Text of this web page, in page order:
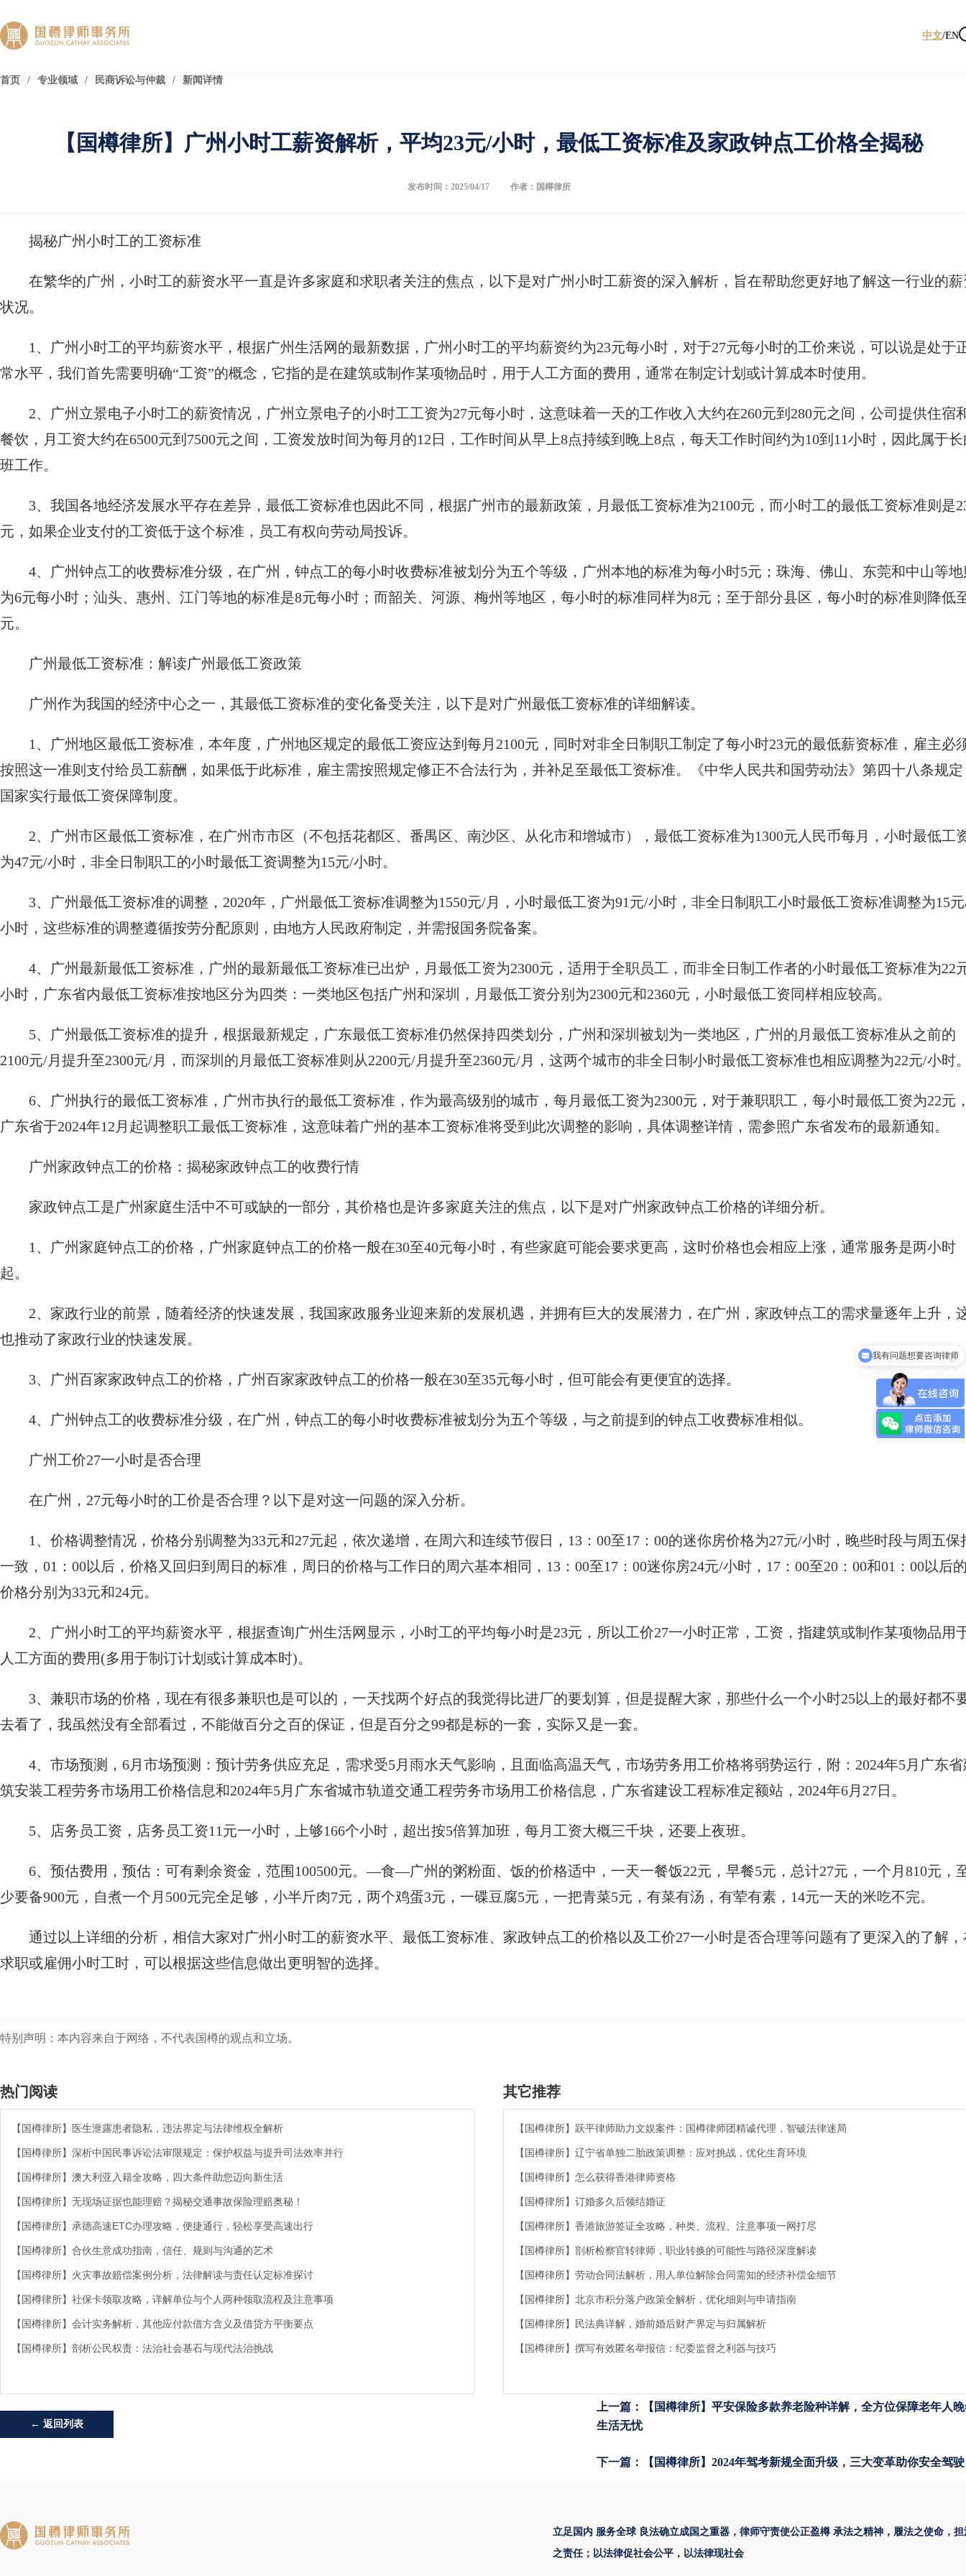
中文/EN
首页 / 专业领域 / 民商诉讼与仲裁 / 新闻详情
【国樽律所】广州小时工薪资解析，平均23元/小时，最低工资标准及家政钟点工价格全揭秘
发布时间：2025/04/17 作者：国樽律所
揭秘广州小时工的工资标准
在繁华的广州，小时工的薪资水平一直是许多家庭和求职者关注的焦点，以下是对广州小时工薪资的深入解析，旨在帮助您更好地了解这一行业的薪
状况。
1、广州小时工的平均薪资水平，根据广州生活网的最新数据，广州小时工的平均薪资约为23元每小时，对于27元每小时的工价来说，可以说是处于
常水平，我们首先需要明确“工资”的概念，它指的是在建筑或制作某项物品时，用于人工方面的费用，通常在制定计划或计算成本时使用。
2、广州立景电子小时工的薪资情况，广州立景电子的小时工工资为27元每小时，这意味着一天的工作收入大约在260元到280元之间，公司提供住宿
餐饮，月工资大约在6500元到7500元之间，工资发放时间为每月的12日，工作时间从早上8点持续到晚上8点，每天工作时间约为10到11小时，因此属于
班工作。
3、我国各地经济发展水平存在差异，最低工资标准也因此不同，根据广州市的最新政策，月最低工资标准为2100元，而小时工的最低工资标准则是
元，如果企业支付的工资低于这个标准，员工有权向劳动局投诉。
4、广州钟点工的收费标准分级，在广州，钟点工的每小时收费标准被划分为五个等级，广州本地的标准为每小时5元；珠海、佛山、东莞和中山等地
为6元每小时；汕头、惠州、江门等地的标准是8元每小时；而韶关、河源、梅州等地区，每小时的标准同样为8元；至于部分县区，每小时的标准则降低
元。
广州最低工资标准：解读广州最低工资政策
广州作为我国的经济中心之一，其最低工资标准的变化备受关注，以下是对广州最低工资标准的详细解读。
1、广州地区最低工资标准，本年度，广州地区规定的最低工资应达到每月2100元，同时对非全日制职工制定了每小时23元的最低薪资标准，雇主必
按照这一准则支付给员工薪酬，如果低于此标准，雇主需按照规定修正不合法行为，并补足至最低工资标准。《中华人民共和国劳动法》第四十八条规定
国家实行最低工资保障制度。
2、广州市区最低工资标准，在广州市市区（不包括花都区、番禺区、南沙区、从化市和增城市），最低工资标准为1300元人民币每月，小时最低工
为47元/小时，非全日制职工的小时最低工资调整为15元/小时。
3、广州最低工资标准的调整，2020年，广州最低工资标准调整为1550元/月，小时最低工资为91元/小时，非全日制职工小时最低工资标准调整为15
小时，这些标准的调整遵循按劳分配原则，由地方人民政府制定，并需报国务院备案。
4、广州最新最低工资标准，广州的最新最低工资标准已出炉，月最低工资为2300元，适用于全职员工，而非全日制工作者的小时最低工资标准为22
小时，广东省内最低工资标准按地区分为四类：一类地区包括广州和深圳，月最低工资分别为2300元和2360元，小时最低工资同样相应较高。
5、广州最低工资标准的提升，根据最新规定，广东最低工资标准仍然保持四类划分，广州和深圳被划为一类地区，广州的月最低工资标准从之前的
2100元/月提升至2300元/月，而深圳的月最低工资标准则从2200元/月提升至2360元/月，这两个城市的非全日制小时最低工资标准也相应调整为22元/小时
6、广州执行的最低工资标准，广州市执行的最低工资标准，作为最高级别的城市，每月最低工资为2300元，对于兼职职工，每小时最低工资为22元
广东省于2024年12月起调整职工最低工资标准，这意味着广州的基本工资标准将受到此次调整的影响，具体调整详情，需参照广东省发布的最新通知。
广州家政钟点工的价格：揭秘家政钟点工的收费行情
家政钟点工是广州家庭生活中不可或缺的一部分，其价格也是许多家庭关注的焦点，以下是对广州家政钟点工价格的详细分析。
1、广州家庭钟点工的价格，广州家庭钟点工的价格一般在30至40元每小时，有些家庭可能会要求更高，这时价格也会相应上涨，通常服务是两小时
起。
2、家政行业的前景，随着经济的快速发展，我国家政服务业迎来新的发展机遇，并拥有巨大的发展潜力，在广州，家政钟点工的需求量逐年上升，
也推动了家政行业的快速发展。
3、广州百家家政钟点工的价格，广州百家家政钟点工的价格一般在30至35元每小时，但可能会有更便宜的选择。
4、广州钟点工的收费标准分级，在广州，钟点工的每小时收费标准被划分为五个等级，与之前提到的钟点工收费标准相似。
广州工价27一小时是否合理
在广州，27元每小时的工价是否合理？以下是对这一问题的深入分析。
1、价格调整情况，价格分别调整为33元和27元起，依次递增，在周六和连续节假日，13：00至17：00的迷你房价格为27元/小时，晚些时段与周五保
一致，01：00以后，价格又回归到周日的标准，周日的价格与工作日的周六基本相同，13：00至17：00迷你房24元/小时，17：00至20：00和01：00以后
价格分别为33元和24元。
2、广州小时工的平均薪资水平，根据查询广州生活网显示，小时工的平均每小时是23元，所以工价27一小时正常，工资，指建筑或制作某项物品用
人工方面的费用(多用于制订计划或计算成本时)。
3、兼职市场的价格，现在有很多兼职也是可以的，一天找两个好点的我觉得比进厂的要划算，但是提醒大家，那些什么一个小时25以上的最好都不
去看了，我虽然没有全部看过，不能做百分之百的保证，但是百分之99都是标的一套，实际又是一套。
4、市场预测，6月市场预测：预计劳务供应充足，需求受5月雨水天气影响，且面临高温天气，市场劳务用工价格将弱势运行，附：2024年5月广东
筑安装工程劳务市场用工价格信息和2024年5月广东省城市轨道交通工程劳务市场用工价格信息，广东省建设工程标准定额站，2024年6月27日。
5、店务员工资，店务员工资11元一小时，上够166个小时，超出按5倍算加班，每月工资大概三千块，还要上夜班。
6、预估费用，预估：可有剩余资金，范围100500元。—食—广州的粥粉面、饭的价格适中，一天一餐饭22元，早餐5元，总计27元，一个月810元，
少要备900元，自煮一个月500元完全足够，小半斤肉7元，两个鸡蛋3元，一碟豆腐5元，一把青菜5元，有菜有汤，有荤有素，14元一天的米吃不完。
通过以上详细的分析，相信大家对广州小时工的薪资水平、最低工资标准、家政钟点工的价格以及工价27一小时是否合理等问题有了更深入的了解，
求职或雇佣小时工时，可以根据这些信息做出更明智的选择。
特别声明：本内容来自于网络，不代表国樽的观点和立场。
热门阅读
【国樽律所】医生泄露患者隐私，违法界定与法律维权全解析
【国樽律所】深析中国民事诉讼法审限规定：保护权益与提升司法效率并行
【国樽律所】澳大利亚入籍全攻略，四大条件助您迈向新生活
【国樽律所】无现场证据也能理赔？揭秘交通事故保险理赔奥秘！
【国樽律所】承德高速ETC办理攻略，便捷通行，轻松享受高速出行
【国樽律所】合伙生意成功指南，信任、规则与沟通的艺术
【国樽律所】火灾事故赔偿案例分析，法律解读与责任认定标准探讨
【国樽律所】社保卡领取攻略，详解单位与个人两种领取流程及注意事项
【国樽律所】会计实务解析，其他应付款借方含义及借贷方平衡要点
【国樽律所】剖析公民权责：法治社会基石与现代法治挑战
其它推荐
【国樽律所】跃平律师助力文娱案件：国樽律师团精诚代理，智破法律迷局
【国樽律所】辽宁省单独二胎政策调整：应对挑战，优化生育环境
【国樽律所】怎么获得香港律师资格
【国樽律所】订婚多久后领结婚证
【国樽律所】香港旅游签证全攻略，种类、流程、注意事项一网打尽
【国樽律所】剖析检察官转律师，职业转换的可能性与路径深度解读
【国樽律所】劳动合同法解析，用人单位解除合同需知的经济补偿金细节
【国樽律所】北京市积分落户政策全解析，优化细则与申请指南
【国樽律所】民法典详解，婚前婚后财产界定与归属解析
【国樽律所】撰写有效匿名举报信：纪委监督之利器与技巧
← 返回列表
上一篇：【国樽律所】平安保险多款养老险种详解，全方位保障老年人
生活无忧
下一篇：【国樽律所】2024年驾考新规全面升级，三大变革助你安全驾驶
立足国内 服务全球 良法确立成国之重器，律师守责使公正盈樽 承法之精神，履法之使命，担
之责任；以法律促社会公平，以法律现社会
海外遭遇纠纷怎么办？